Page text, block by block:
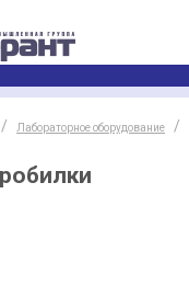
Лабораторное оборудование